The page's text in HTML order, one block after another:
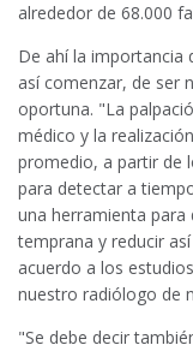
alrededor de 68.000
De ahí la importancia
así comenzar, de ser
oportuna. "La
médico y la
promedio, a partir de
para detectar a
una herramienta
temprana y reducir
acuerdo a los
nuestro radiólogo de
"Se debe decir